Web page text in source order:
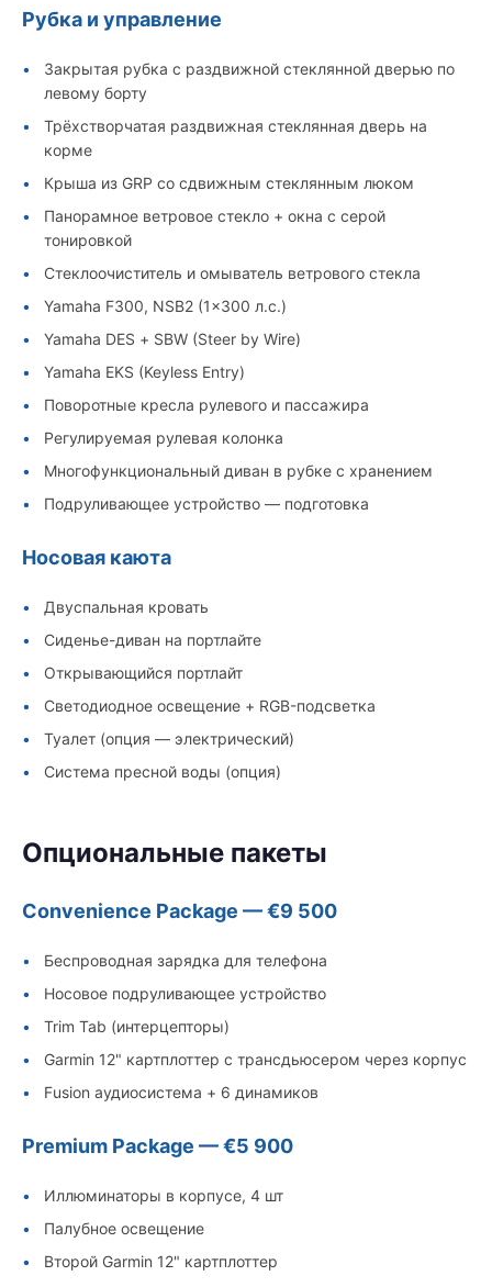
Рубка и управление
Закрытая рубка с раздвижной стеклянной дверью по
левому борту
Трёхстворчатая раздвижная стеклянная дверь на
корме
Крыша из GRP со сдвижным стеклянным люком
Панорамное ветровое стекло + окна с серой
тонировкой
Стеклоочиститель и омыватель ветрового стекла
Yamaha F300, NSB2 (1×300 л.с.)
Yamaha DES + SBW (Steer by Wire)
Yamaha EKS (Keyless Entry)
Поворотные кресла рулевого и пассажира
Регулируемая рулевая колонка
Многофункциональный диван в рубке с хранением
Подруливающее устройство — подготовка
Носовая каюта
Двуспальная кровать
Сиденье-диван на портлайте
Открывающийся портлайт
Светодиодное освещение + RGB-подсветка
Туалет (опция — электрический)
Система пресной воды (опция)
Опциональные пакеты
Convenience Package — €9 500
Беспроводная зарядка для телефона
Носовое подруливающее устройство
Trim Tab (интерцепторы)
Garmin 12" картплоттер с трансдьюсером через корпус
Fusion аудиосистема + 6 динамиков
Premium Package — €5 900
Иллюминаторы в корпусе, 4 шт
Палубное освещение
Второй Garmin 12" картплоттер